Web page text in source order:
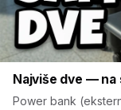
Najviše dve — na
Power bank